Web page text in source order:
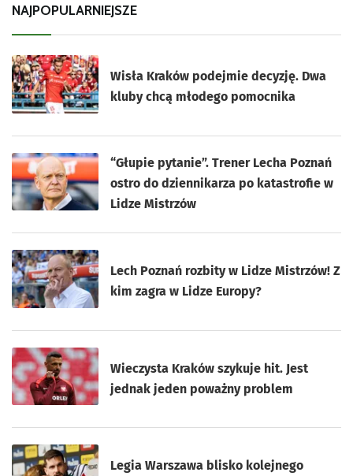
NAJPOPULARNIEJSZE
Wisła Kraków podejmie decyzję. Dwa
kluby chcą młodego pomocnika
“Głupie pytanie”. Trener Lecha Poznań
ostro do dziennikarza po katastrofie w
Lidze Mistrzów
Lech Poznań rozbity w Lidze Mistrzów! Z
kim zagra w Lidze Europy?
Wieczysta Kraków szykuje hit. Jest
jednak jeden poważny problem
Legia Warszawa blisko kolejnego